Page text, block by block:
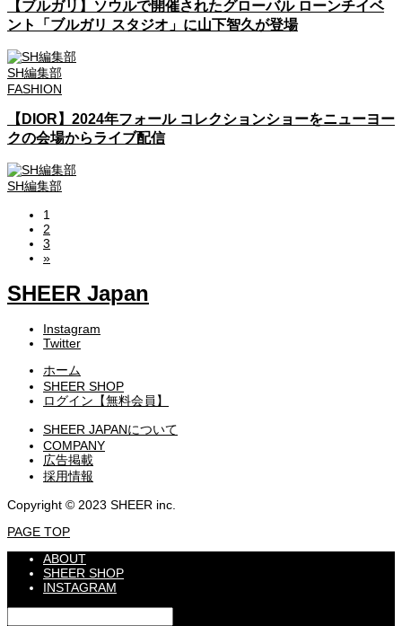
【ブルガリ】ソウルで開催されたグローバル ローンチイベ
ント「ブルガリ スタジオ」に山下智久が登場
SH編集部
FASHION
【DIOR】2024年フォール コレクションショーをニューヨー
クの会場からライブ配信
SH編集部
1
2
3
»
SHEER Japan
Instagram
Twitter
ホーム
SHEER SHOP
ログイン【無料会員】
SHEER JAPANについて
COMPANY
広告掲載
採用情報
Copyright © 2023 SHEER inc.
PAGE TOP
ABOUT
SHEER SHOP
INSTAGRAM